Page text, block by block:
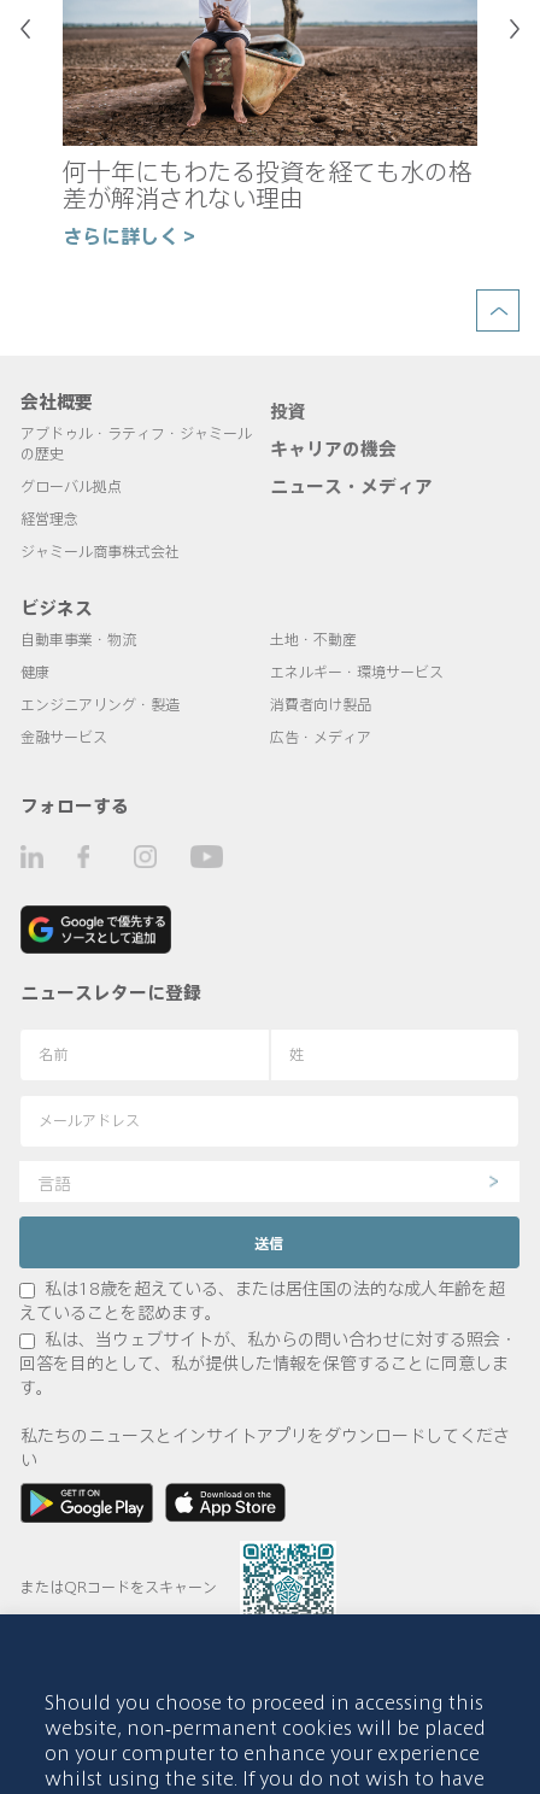
何十年にもわたる投資を経ても水の格
差が解消されない理由
さらに詳しく >
会社概要
アブドゥル・ラティフ・ジャミール
の歴史
グローバル拠点
経営理念
ジャミール商事株式会社
投資
キャリアの機会
ニュース・メディア
ビジネス
自動車事業・物流
健康
エンジニアリング・製造
金融サービス
土地・不動産
エネルギー・環境サービス
消費者向け製品
広告・メディア
フォローする
ニュースレターに登録
言語
私は18歳を超えている、または居住国の法的な成人年齢を超
えていることを認めます。
私は、当ウェブサイトが、私からの問い合わせに対する照会・
回答を目的として、私が提供した情報を保管することに同意しま
す。
私たちのニュースとインサイトアプリをダウンロードしてくださ
い
またはQRコードをスキャーン
© 2015-2026 Abdul Latif Jameel IPR Company Limited. Permission
to use this site is granted strictly subject to the Terms of Use. The
Abdul Latif Jameel name and the Abdul Latif Jameel logotype and
pentagon-shaped graphics are trademarks or registered trademarks
Should you choose to proceed in accessing this
website, non-permanent cookies will be placed
on your computer to enhance your experience
whilst using the site. If you do not wish to have